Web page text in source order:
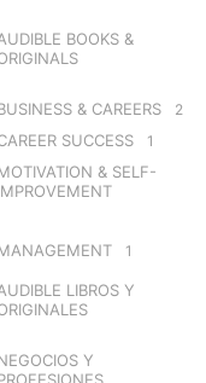
BOOKS &
& CAREERS 2
SUCCESS 1
& SELF-
1
LIBROS Y
Y